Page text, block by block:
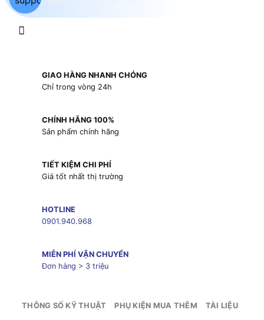
GIAO HÀNG NHANH CHÓNG
Chỉ trong vòng 24h
CHÍNH HÃNG 100%
Sản phẩm chính hãng
TIẾT KIỆM CHI PHÍ
Giá tốt nhất thị trường
HOTLINE
0901.940.968
MIỄN PHÍ VẬN CHUYỂN
Đơn hàng > 3 triệu
THÔNG SỐ KỸ THUẬT PHỤ KIỆN MUA THÊM TÀI LIỆU